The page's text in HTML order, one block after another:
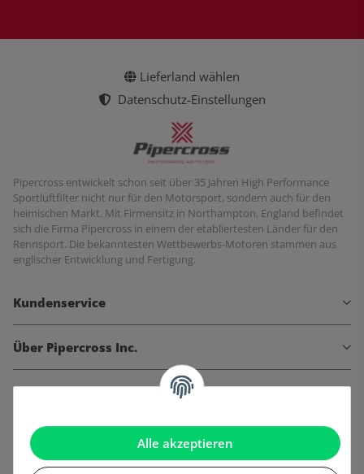
Alle akzeptieren
Lieferland wählen
Datenschutz-Einstellungen
Pipercross entwickelt schon seit über 35 Jahren High Performance
Sportluftfilter nicht nur für den Motorsport, sondern auch für den
heimischen Markt. Mit Firmensitz in Northampton, England befindet
sich die Firma Pipercross in einem der etabliertesten Länder für den
Rennsport. Die bekanntesten Wettbewerbs-Motoren stammen aus
englischer Entwicklung und Fertigung.
Kundenservice
Über Pipercross Inc.
Informationen
Gesetzliche Informationen